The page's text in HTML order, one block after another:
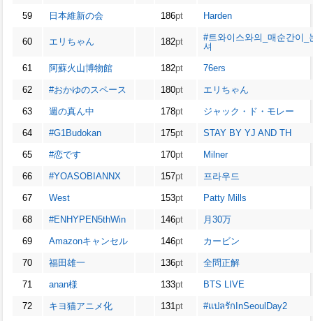
59 日本維新の会 186pt Harden
60 エリちゃん 182pt
#트와이스와의_매순간이_
셔
61 阿蘇火山博物館 182pt 76ers
62 #おかゆのスペース 180pt エリちゃん
63 週の真ん中 178pt ジャック・ド・モレー
64 #G1Budokan 175pt STAY BY YJ AND TH
65 #恋です 170pt Milner
66 #YOASOBIANNX 157pt 프라우드
67 West 153pt Patty Mills
68 #ENHYPEN5thWin 146pt 月30万
69 Amazonキャンセル 146pt カービン
70 福田雄一 136pt 全問正解
71 anan様 133pt BTS LIVE
72 キヨ猫アニメ化 131 pt #แปลรักInSeoulDay2